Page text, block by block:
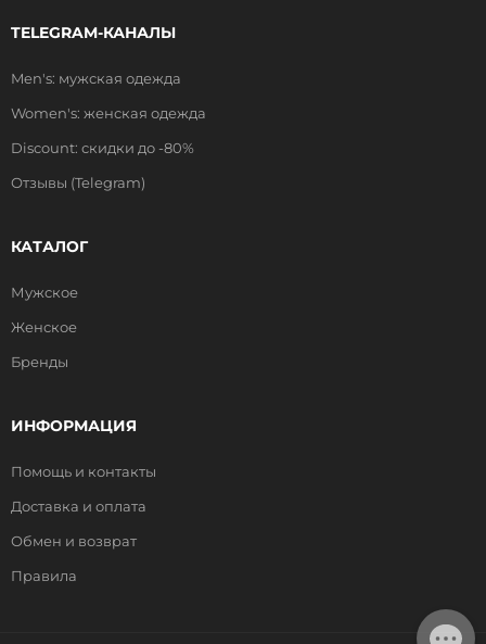
TELEGRAM-КАНАЛЫ
Men's: мужская одежда
Women's: женская одежда
Discount: скидки до -80%
Отзывы (Telegram)
КАТАЛОГ
Мужское
Женское
Бренды
ИНФОРМАЦИЯ
Помощь и контакты
Доставка и оплата
Обмен и возврат
Правила